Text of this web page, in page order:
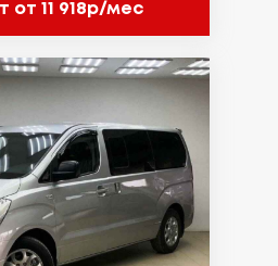
от 11 918р/мес